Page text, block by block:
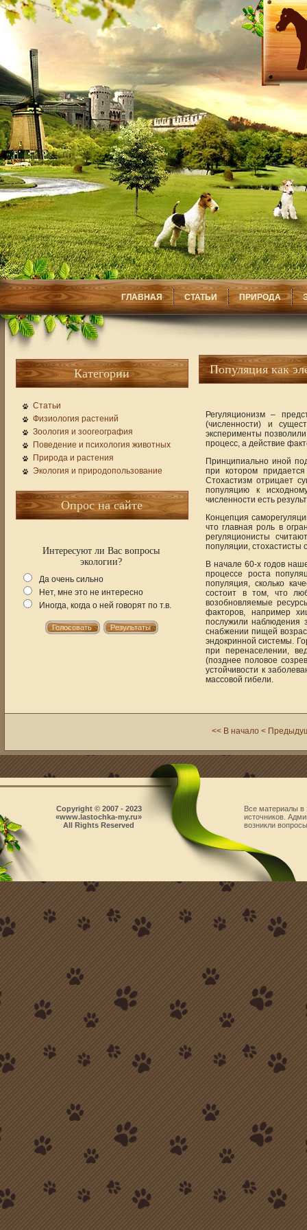
ГЛАВНАЯ СТАТЬИ ПРИРОДА
Категории
Статьи
Физиология растений
Зоология и зоогеография
Поведение и психология животных
Природа и растения
Экология и природопользование
Опрос на сайте
Интересуют ли Вас вопросы
экологии?
Да очень сильно
Нет, мне это не интересно
Иногда, когда о ней говорят по т.в.
Популяция как
Регуляционизм –
(численности) и
эксперименты
процесс, а действие
Принципиально иной
при котором
Стохастизм отрицает
популяцию к
численности есть
Концепция
что главная роль в
регуляционисты
популяции,
В начале 60-х годов
процессе роста
популяция, сколько
состоит в том, что
возобновляемые
факторов, например
послужили наблюдения
снабжении пищей
эндокринной системы.
при перенаселении,
(позднее половое
устойчивости к
массовой гибели.
<< В начало <
Все материалы в
источников.
возникли
Copyright © 2007 - 2023
«www.lastochka-my.ru»
All Rights Reserved